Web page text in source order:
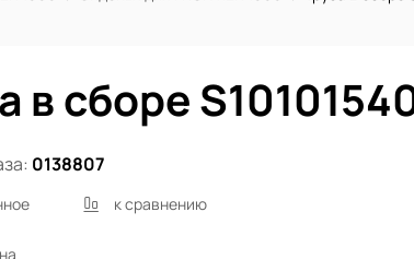
в сборе
0138807
к сравнению